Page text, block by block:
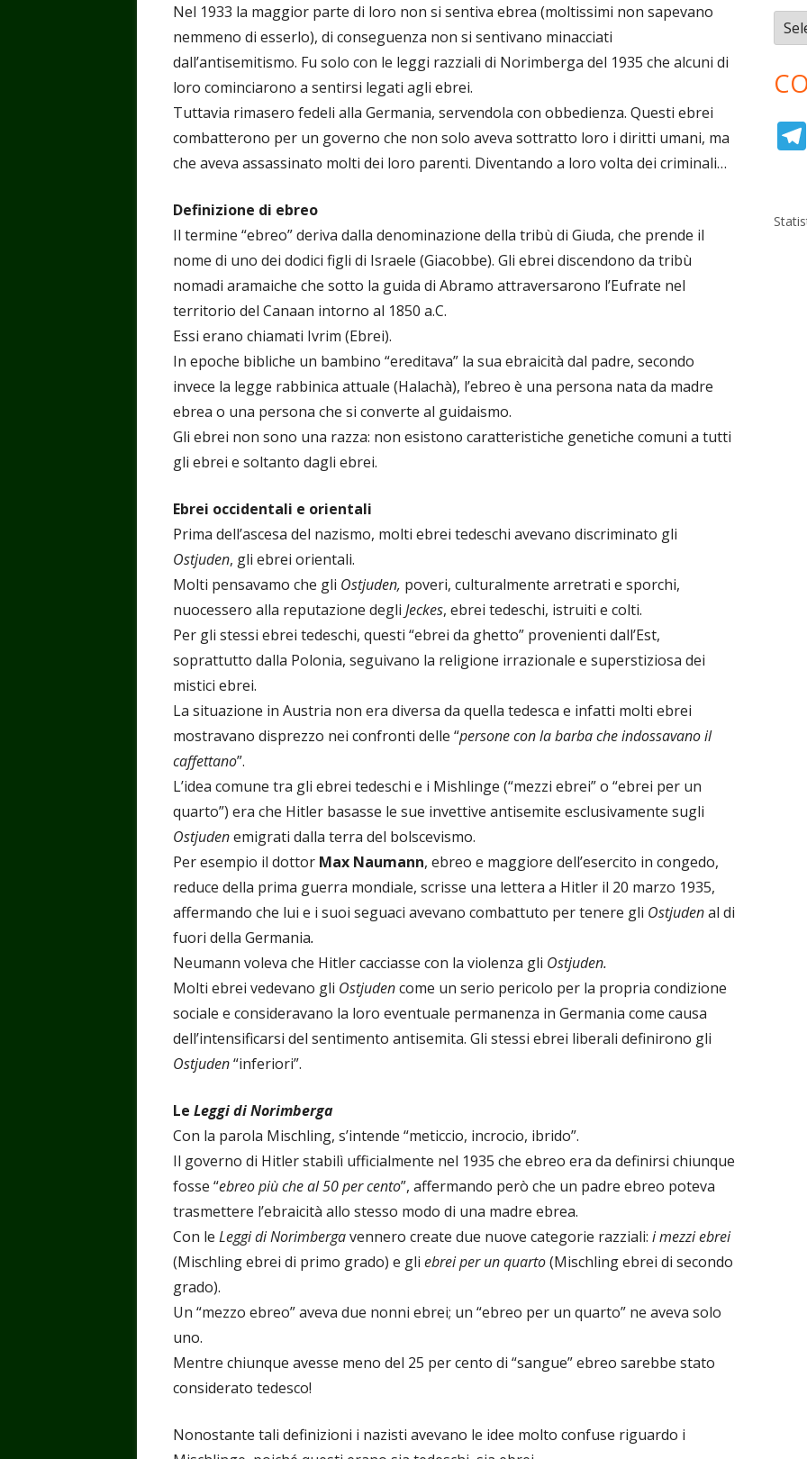
Nel 1933 la maggior parte di loro non si sentiva ebrea (moltissimi non sapevano
nemmeno di esserlo), di conseguenza non si sentivano minacciati
dall’antisemitismo. Fu solo con le leggi razziali di Norimberga del 1935 che alcuni di
loro cominciarono a sentirsi legati agli ebrei.
Tuttavia rimasero fedeli alla Germania, servendola con obbedienza. Questi ebrei
combatterono per un governo che non solo aveva sottratto loro i diritti umani, ma
che aveva assassinato molti dei loro parenti. Diventando a loro volta dei criminali…
Definizione di ebreo
Il termine “ebreo” deriva dalla denominazione della tribù di Giuda, che prende il
nome di uno dei dodici figli di Israele (Giacobbe). Gli ebrei discendono da tribù
nomadi aramaiche che sotto la guida di Abramo attraversarono l’Eufrate nel
territorio del Canaan intorno al 1850 a.C.
Essi erano chiamati Ivrim (Ebrei).
In epoche bibliche un bambino “ereditava” la sua ebraicità dal padre, secondo
invece la legge rabbinica attuale (Halachà), l’ebreo è una persona nata da madre
ebrea o una persona che si converte al guidaismo.
Gli ebrei non sono una razza: non esistono caratteristiche genetiche comuni a tutti
gli ebrei e soltanto dagli ebrei.
Ebrei occidentali e orientali
Prima dell’ascesa del nazismo, molti ebrei tedeschi avevano discriminato gli
Ostjuden, gli ebrei orientali.
Molti pensavamo che gli Ostjuden, poveri, culturalmente arretrati e sporchi,
nuocessero alla reputazione degli Jeckes, ebrei tedeschi, istruiti e colti.
Per gli stessi ebrei tedeschi, questi “ebrei da ghetto” provenienti dall’Est,
soprattutto dalla Polonia, seguivano la religione irrazionale e superstiziosa dei
mistici ebrei.
La situazione in Austria non era diversa da quella tedesca e infatti molti ebrei
mostravano disprezzo nei confronti delle “persone con la barba che indossavano il
caffettano”.
L’idea comune tra gli ebrei tedeschi e i Mishlinge (“mezzi ebrei” o “ebrei per un
quarto”) era che Hitler basasse le sue invettive antisemite esclusivamente sugli
Ostjudenemigrati dalla terra del bolscevismo.
Per esempio il dottor Max Naumann, ebreo e maggiore dell’esercito in congedo,
reduce della prima guerra mondiale, scrisse una lettera a Hitler il 20 marzo 1935,
affermando che lui e i suoi seguaci avevano combattuto per tenere gli Ostjudenal di
fuori della Germania.
Neumann voleva che Hitler cacciasse con la violenza gli Ostjuden.
Molti ebrei vedevano gli Ostjudencome un serio pericolo per la propria condizione
sociale e consideravano la loro eventuale permanenza in Germania come causa
dell’intensificarsi del sentimento antisemita. Gli stessi ebrei liberali definirono gli
Ostjuden“inferiori”.
Le Leggi di Norimberga
Con la parola Mischling, s’intende “meticcio, incrocio, ibrido”.
Il governo di Hitler stabilì ufficialmente nel 1935 che ebreo era da definirsi chiunque
fosse “ebreo più che al 50 per cento”, affermando però che un padre ebreo poteva
trasmettere l’ebraicità allo stesso modo di una madre ebrea.
Con le Leggi di Norimbergavennero create due nuove categorie razziali: i mezzi ebrei
(Mischling ebrei di primo grado) e gli ebrei per un quarto(Mischling ebrei di secondo
grado).
Un “mezzo ebreo” aveva due nonni ebrei; un “ebreo per un quarto” ne aveva solo
uno.
Mentre chiunque avesse meno del 25 per cento di “sangue” ebreo sarebbe stato
considerato tedesco!
Nonostante tali definizioni i nazisti avevano le idee molto confuse riguardo i